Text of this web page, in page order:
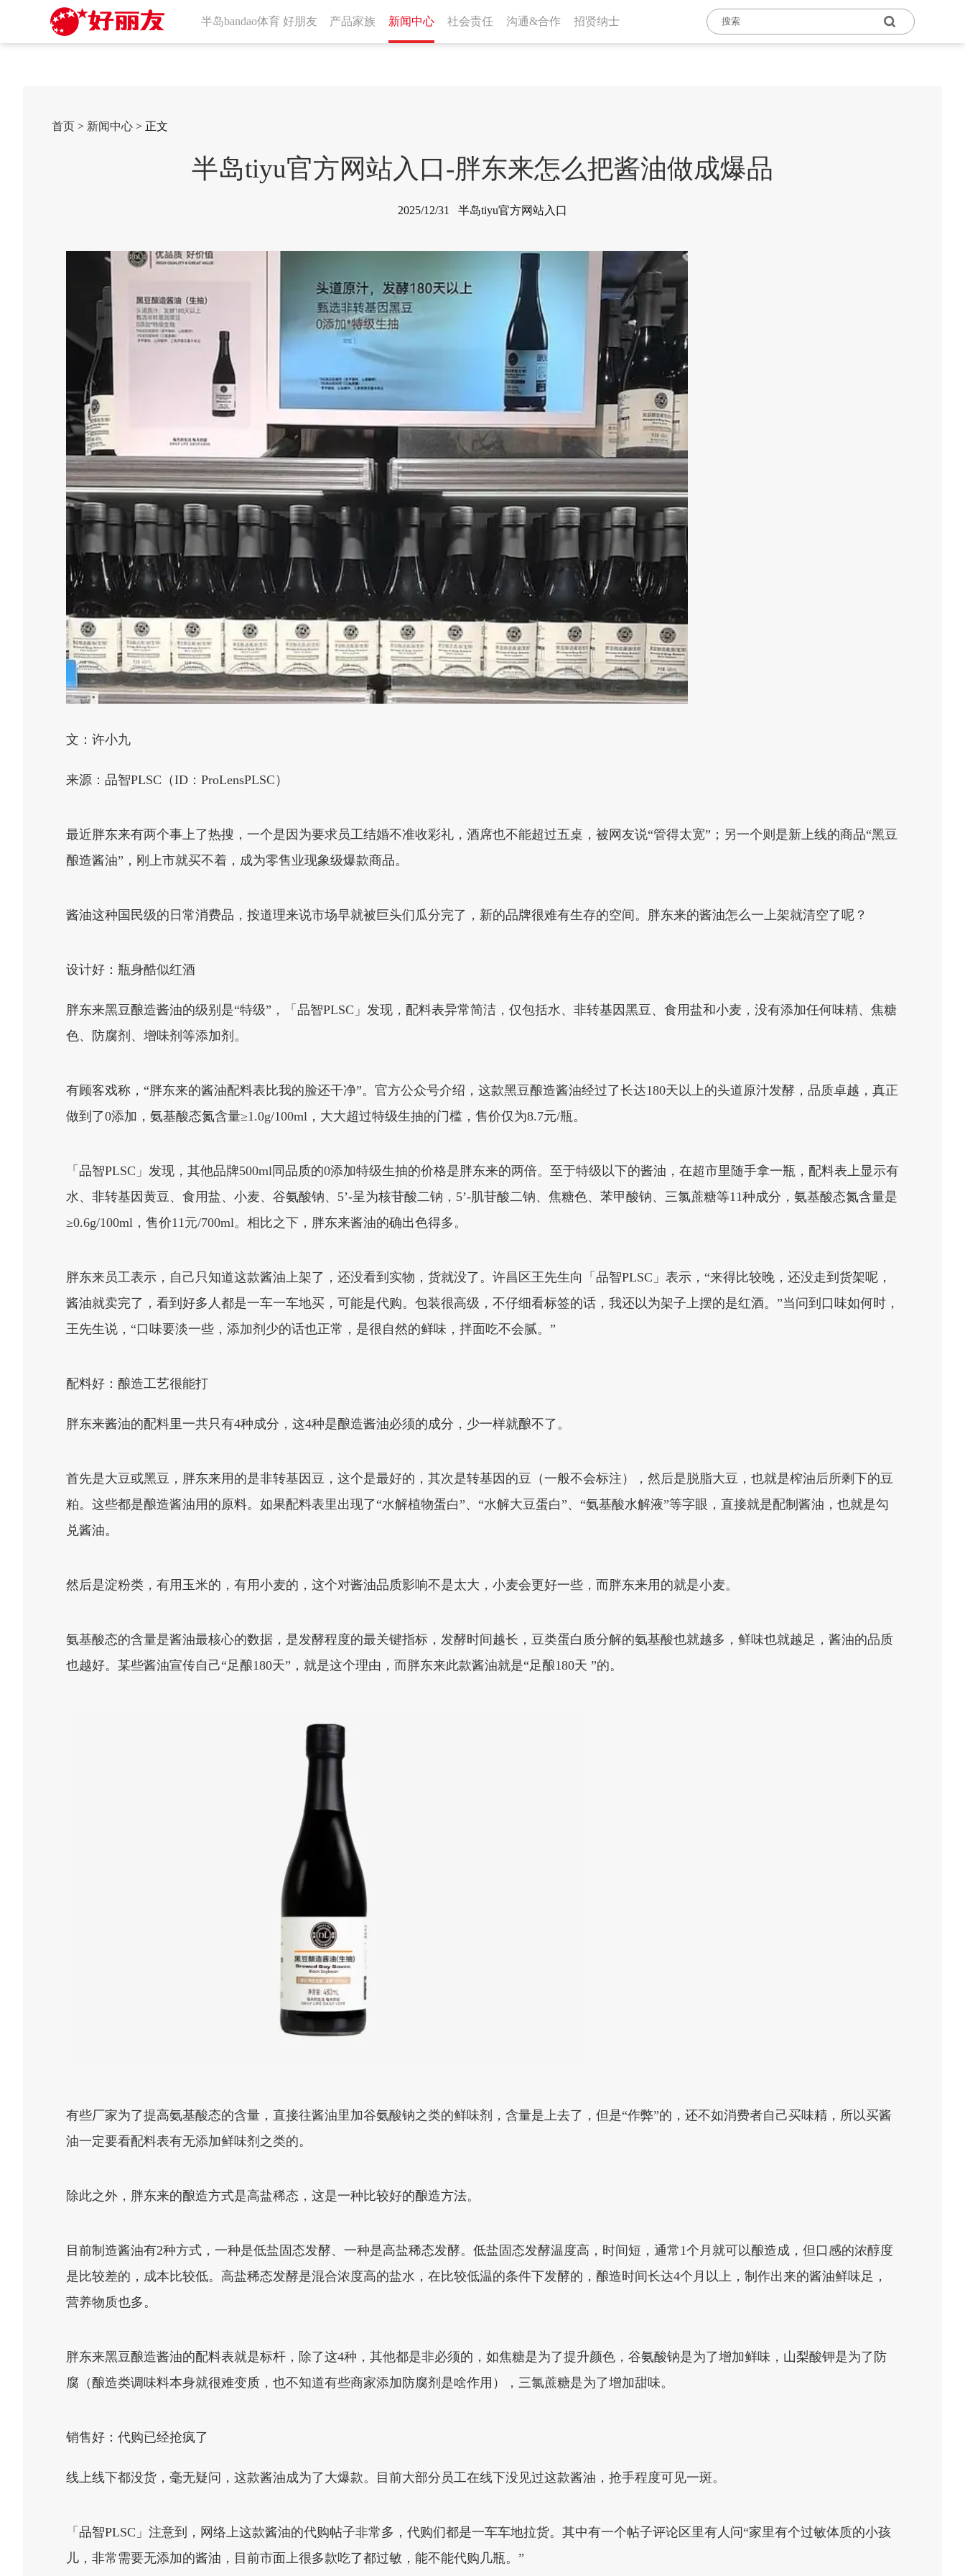
半岛bandao体育 好朋友 产品家族 新闻中心 社会责任 沟通&合作 招贤纳士
首页 > 新闻中心 > 正文
半岛tiyu官方网站入口-胖东来怎么把酱油做成爆品
2025/12/31 半岛tiyu官方网站入口
文：许小九
来源：品智PLSC（ID：ProLensPLSC）
最近胖东来有两个事上了热搜，一个是因为要求员工结婚不准收彩礼，酒席也不能超过五桌，被网友说“管得太宽”；另一个则是新上线的商品“黑豆
酿造酱油”，刚上市就买不着，成为零售业现象级爆款商品。
酱油这种国民级的日常消费品，按道理来说市场早就被巨头们瓜分完了，新的品牌很难有生存的空间。胖东来的酱油怎么一上架就清空了呢？
设计好：瓶身酷似红酒
胖东来黑豆酿造酱油的级别是“特级”，「品智PLSC」发现，配料表异常简洁，仅包括水、非转基因黑豆、食用盐和小麦，没有添加任何味精、焦糖
色、防腐剂、增味剂等添加剂。
有顾客戏称，“胖东来的酱油配料表比我的脸还干净”。官方公众号介绍，这款黑豆酿造酱油经过了长达180天以上的头道原汁发酵，品质卓越，真正
做到了0添加，氨基酸态氮含量≥1.0g/100ml，大大超过特级生抽的门槛，售价仅为8.7元/瓶。
「品智PLSC」发现，其他品牌500ml同品质的0添加特级生抽的价格是胖东来的两倍。至于特级以下的酱油，在超市里随手拿一瓶，配料表上显示有
水、非转基因黄豆、食用盐、小麦、谷氨酸钠、5’-呈为核苷酸二钠，5’-肌苷酸二钠、焦糖色、苯甲酸钠、三氯蔗糖等11种成分，氨基酸态氮含量是
≥0.6g/100ml，售价11元/700ml。相比之下，胖东来酱油的确出色得多。
胖东来员工表示，自己只知道这款酱油上架了，还没看到实物，货就没了。许昌区王先生向「品智PLSC」表示，“来得比较晚，还没走到货架呢，
酱油就卖完了，看到好多人都是一车一车地买，可能是代购。包装很高级，不仔细看标签的话，我还以为架子上摆的是红酒。”当问到口味如何时，
王先生说，“口味要淡一些，添加剂少的话也正常，是很自然的鲜味，拌面吃不会腻。”
配料好：酿造工艺很能打
胖东来酱油的配料里一共只有4种成分，这4种是酿造酱油必须的成分，少一样就酿不了。
首先是大豆或黑豆，胖东来用的是非转基因豆，这个是最好的，其次是转基因的豆（一般不会标注），然后是脱脂大豆，也就是榨油后所剩下的豆
粕。这些都是酿造酱油用的原料。如果配料表里出现了“水解植物蛋白”、“水解大豆蛋白”、“氨基酸水解液”等字眼，直接就是配制酱油，也就是勾
兑酱油。
然后是淀粉类，有用玉米的，有用小麦的，这个对酱油品质影响不是太大，小麦会更好一些，而胖东来用的就是小麦。
氨基酸态的含量是酱油最核心的数据，是发酵程度的最关键指标，发酵时间越长，豆类蛋白质分解的氨基酸也就越多，鲜味也就越足，酱油的品质
也越好。某些酱油宣传自己“足酿180天”，就是这个理由，而胖东来此款酱油就是“足酿180天 ”的。
有些厂家为了提高氨基酸态的含量，直接往酱油里加谷氨酸钠之类的鲜味剂，含量是上去了，但是“作弊”的，还不如消费者自己买味精，所以买酱
油一定要看配料表有无添加鲜味剂之类的。
除此之外，胖东来的酿造方式是高盐稀态，这是一种比较好的酿造方法。
目前制造酱油有2种方式，一种是低盐固态发酵、一种是高盐稀态发酵。低盐固态发酵温度高，时间短，通常1个月就可以酿造成，但口感的浓醇度
是比较差的，成本比较低。高盐稀态发酵是混合浓度高的盐水，在比较低温的条件下发酵的，酿造时间长达4个月以上，制作出来的酱油鲜味足，
营养物质也多。
胖东来黑豆酿造酱油的配料表就是标杆，除了这4种，其他都是非必须的，如焦糖是为了提升颜色，谷氨酸钠是为了增加鲜味，山梨酸钾是为了防
腐（酿造类调味料本身就很难变质，也不知道有些商家添加防腐剂是啥作用），三氯蔗糖是为了增加甜味。
销售好：代购已经抢疯了
线上线下都没货，毫无疑问，这款酱油成为了大爆款。目前大部分员工在线下没见过这款酱油，抢手程度可见一斑。
「品智PLSC」注意到，网络上这款酱油的代购帖子非常多，代购们都是一车车地拉货。其中有一个帖子评论区里有人问“家里有个过敏体质的小孩
儿，非常需要无添加的酱油，目前市面上很多款吃了都过敏，能不能代购几瓶。”